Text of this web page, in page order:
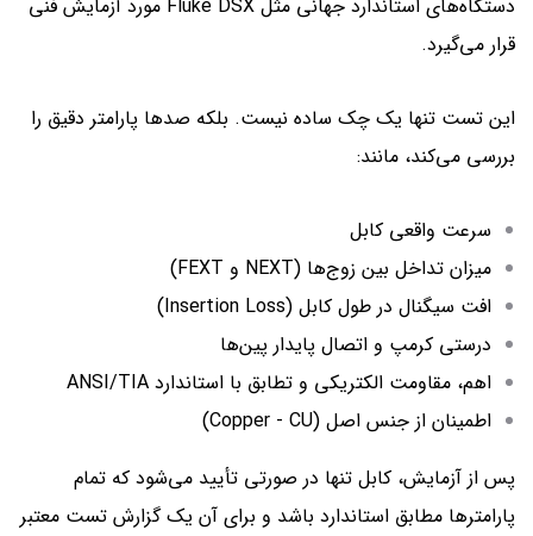
دستگاه‌های استاندارد جهانی مثل Fluke DSX مورد آزمایش فنی
قرار می‌گیرد.
این تست تنها یک چک ساده نیست. بلکه صدها پارامتر دقیق را
بررسی می‌کند، مانند:
سرعت واقعی کابل
میزان تداخل بین زوج‌ها (NEXT و FEXT)
افت سیگنال در طول کابل (Insertion Loss)
درستی کرمپ و اتصال پایدار پین‌ها
اهم، مقاومت الکتریکی و تطابق با استاندارد ANSI/TIA
اطمینان از جنس اصل (Copper - CU)
پس از آزمایش، کابل تنها در صورتی تأیید می‌شود که تمام
پارامترها مطابق استاندارد باشد و برای آن یک گزارش تست معتبر